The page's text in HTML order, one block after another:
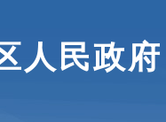
人民政府